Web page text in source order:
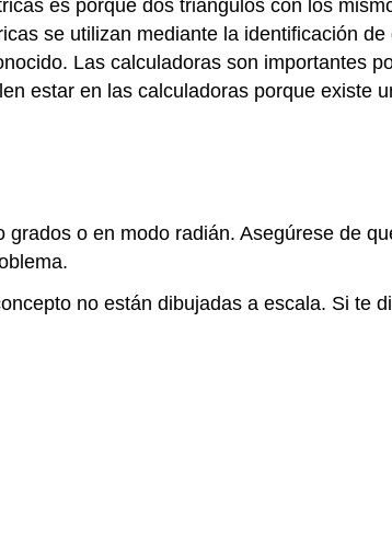
es porque dos triángulos con los
se utilizan mediante la identificación
Las calculadoras son importantes
estar en las calculadoras porque existe
o en modo radián. Asegúrese de
no están dibujadas a escala. Si te